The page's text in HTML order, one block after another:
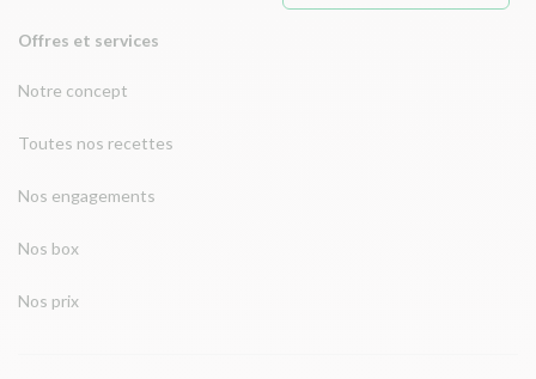
Offres et services
Notre concept
Toutes nos recettes
Nos engagements
Nos box
Nos prix